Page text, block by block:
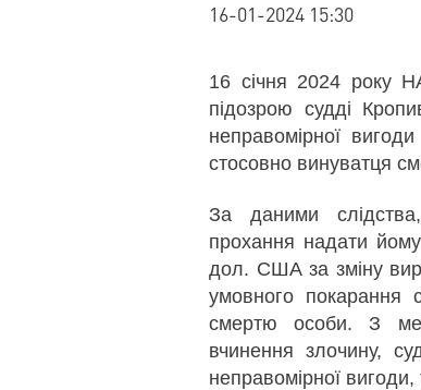
16-01-2024 15:30
16 січня 2024 року
підозрою судді
неправомірної
стосовно винуватця
За даними
прохання надати
дол. США за зміну
умовного покарання
смертю особи. З
вчинення злочину,
неправомірної вигоди,